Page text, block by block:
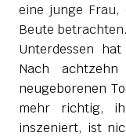
eine junge
Beute betrachten.
Unterdessen
Nach
neugeborenen
mehr richtig,
inszeniert, ist